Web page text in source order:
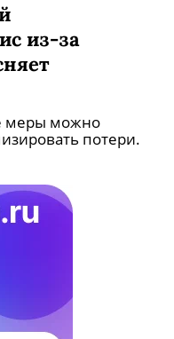
из-за
меры можно
потери.